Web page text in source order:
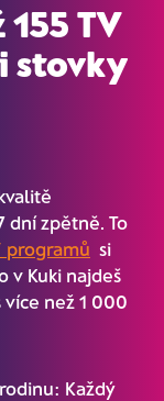
TV
stovky
dní zpětně. To
programů si
v Kuki najdeš
než 1 000
Každý